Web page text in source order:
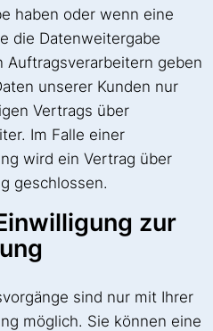
haben oder wenn eine
die Datenweitergabe
Auftragsverarbeitern geben
unserer Kunden nur
Vertrags über
Im Falle einer
wird ein Vertrag über
geschlossen.
zur
sind nur mit Ihrer
möglich. Sie können eine